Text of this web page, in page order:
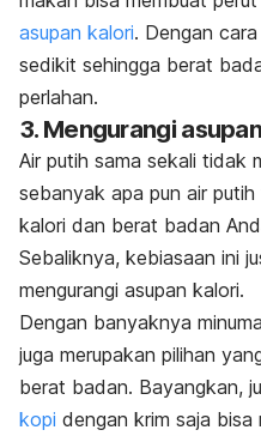
asupan kalori. Dengan
sedikit sehingga berat
perlahan.
3. Mengurangi
Air putih sama sekali tidak
sebanyak apa pun air
kalori dan berat badan
Sebaliknya, kebiasaan ini
mengurangi asupan kalori.
Dengan banyaknya
juga merupakan pilihan
berat badan. Bayangkan,
kopi dengan krim saja